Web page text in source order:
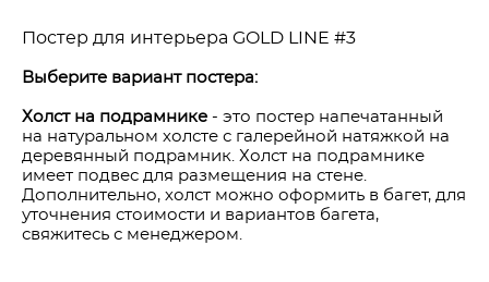
Постер для интерьера GOLD LINE #3
Выберите вариант постера:
Холст на подрамнике - это постер напечатанный
на натуральном холсте с галерейной натяжкой на
деревянный подрамник. Холст на подрамнике
имеет подвес для размещения на стене.
Дополнительно, холст можно оформить в багет, для
уточнения стоимости и вариантов багета,
свяжитесь с менеджером.